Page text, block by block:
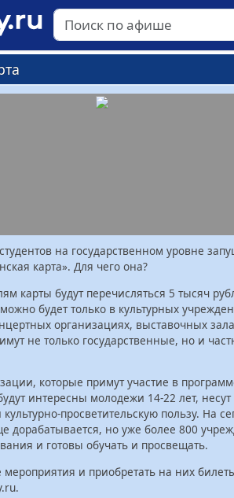
на государственном уровне
карта». Для чего она?
карты будут перечисляться 5 тысяч
будет только в культурных
организациях, выставочных
не только государственные, но и
которые примут участие в
интересны молодежи 14-22 лет,
просветительскую пользу. На
дорабатывается, но уже более 800
и готовы обучать и просвещать.
мероприятия и приобретать на них